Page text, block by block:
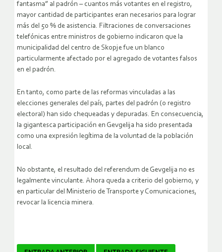
fantasma” al padrón – cuantos más votantes en el registro,
mayor cantidad de participantes eran necesarios para lograr
más del 50 % de asistencia. Filtraciones de conversaciones
telefónicas entre ministros de gobierno indicaron que la
municipalidad del centro de Skopje fue un blanco
particularmente afectado por el agregado de votantes falsos
en el padrón.
En tanto, como parte de las reformas vinculadas a las
elecciones generales del país, partes del padrón (o registro
electoral) han sido chequeadas y depuradas. En consecuencia,
la gigantesca participación en Gevgelija ha sido presentada
como una expresión legítima de la voluntad de la población
local.
No obstante, el resultado del referendum de Gevgelija no es
legalmente vinculante. Ahora queda a criterio del gobierno, y
en particular del Ministerio de Transporte y Comunicaciones,
revocar la licencia minera.